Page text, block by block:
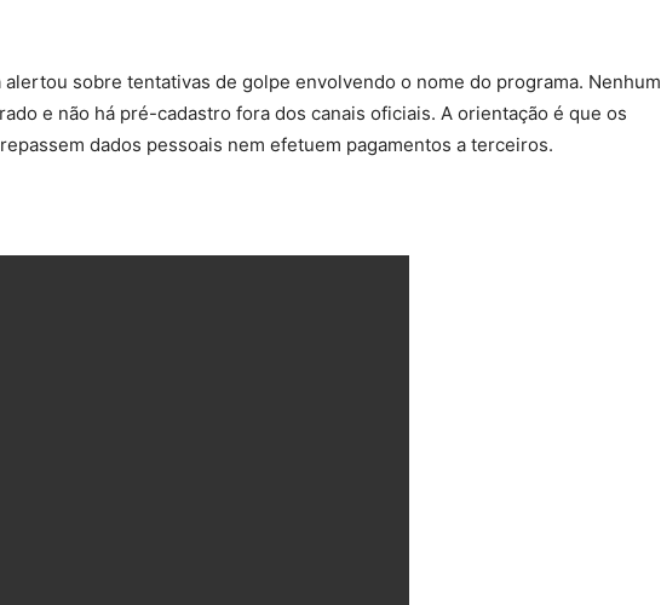
alertou sobre tentativas de golpe envolvendo o nome do programa. Nenhum
e não há pré-cadastro fora dos canais oficiais. A orientação é que os
dados pessoais nem efetuem pagamentos a terceiros.